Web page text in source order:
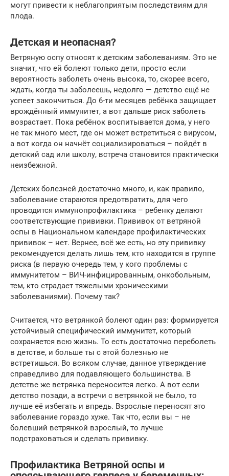
могут привести к неблагоприятым последствиям для
плода.
Детская и неопасная?
Ветряную оспу относят к детским заболеваниям. Это не
значит, что ей болеют только дети, просто если
вероятность заболеть очень высока, то, скорее всего,
ждать, когда ты заболеешь, недолго — детство ещё не
успеет закончиться. До 6-ти месяцев ребёнка защищает
врождённый иммунитет, а вот дальше риск заболеть
возрастает. Пока ребёнок воспитывается дома, у него
не так много мест, где он может встретиться с вирусом,
а вот когда он начнёт социализироваться – пойдёт в
детский сад или школу, встреча становится практически
неизбежной.
Детских болезней достаточно много, и, как правило,
заболевание стараются предотвратить, для чего
проводится иммунопрофилактика – ребенку делают
соответствующие прививки. Прививок от ветряной
оспы в Национальном календаре профилактических
прививок – нет. Вернее, всё же есть, но эту прививку
рекомендуется делать лишь тем, кто находится в группе
риска (в первую очередь тем, у кого проблемы с
иммунитетом – ВИЧ-инфицированным, онкобольным,
тем, кто страдает тяжелыми хроническими
заболеваниями). Почему так?
Считается, что ветрянкой болеют один раз: формируется
устойчивый специфический иммунитет, который
сохраняется всю жизнь. То есть достаточно переболеть
в детстве, и больше ты с этой болезнью не
встретишься. Во всяком случае, данное утверждение
справедливо для подавляющего большинства. В
детстве же ветрянка переносится легко. А вот если
детство позади, а встречи с ветрянкой не было, то
лучше её избегать и впредь. Взрослые переносят это
заболевание гораздо хуже. Так что, если вы – не
болевший ветрянкой взрослый, то лучше
подстраховаться и сделать прививку.
Профилактика Ветряной оспы и